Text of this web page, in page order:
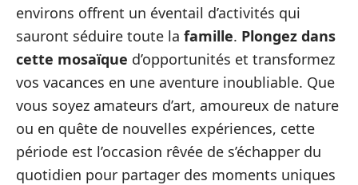
environs offrent un éventail d’activités qui
sauront séduire toute la famille. Plongez dans
cette mosaïque d’opportunités et transformez
vos vacances en une aventure inoubliable. Que
vous soyez amateurs d’art, amoureux de nature
ou en quête de nouvelles expériences, cette
période est l’occasion rêvée de s’échapper du
quotidien pour partager des moments uniques